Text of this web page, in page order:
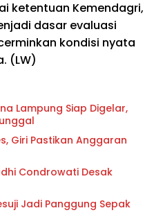
ketentuan Kemendagri,
dasar evaluasi
kondisi nyata
(LW)
Lampung Siap Digelar,
Giri Pastikan Anggaran
Condrowati Desak
Jadi Panggung Sepak